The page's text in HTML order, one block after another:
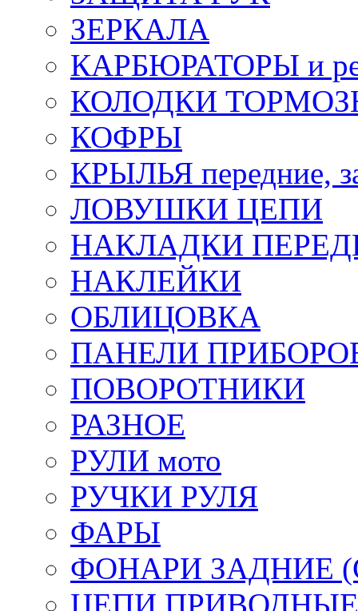
ЗЕРКАЛА
КАРБЮРАТОРЫ и
КОЛОДКИ
КОФРЫ
КРЫЛЬЯ передние,
ЛОВУШКИ ЦЕПИ
НАКЛАДКИ
НАКЛЕЙКИ
ОБЛИЦОВКА
ПАНЕЛИ
ПОВОРОТНИКИ
РАЗНОЕ
РУЛИ мото
РУЧКИ РУЛЯ
ФАРЫ
ФОНАРИ ЗАДНИЕ